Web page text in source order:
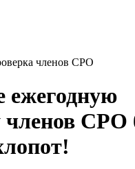
членов СРО
ежегодную
членов СРО